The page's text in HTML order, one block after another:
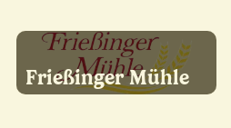
Frießinger Mühle